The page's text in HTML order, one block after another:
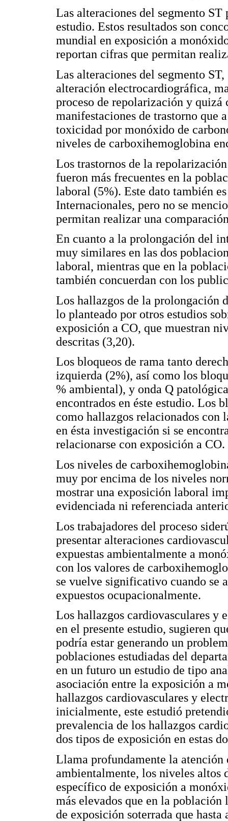
Las alteraciones del segmento ST
estudio. Estos resultados son
mundial en exposición a
reportan cifras que permitan
Las alteraciones del segmento
alteración electrocardiográfica,
proceso de repolarización y quizá
manifestaciones de trastorno que
toxicidad por monóxido de
niveles de carboxihemoglobina
Los trastornos de la
fueron más frecuentes en la
laboral (5%). Este dato también
Internacionales, pero no se
permitan realizar una
En cuanto a la prolongación del
muy similares en las dos
laboral, mientras que en la
también concuerdan con los
Los hallazgos de la prolongación
lo planteado por otros estudios
exposición a CO, que muestran
descritas (3,20).
Los bloqueos de rama tanto
izquierda (2%), así como los
% ambiental), y onda Q
encontrados en éste estudio. Los
como hallazgos relacionados con
en ésta investigación si se
relacionarse con exposición a CO.
Los niveles de
muy por encima de los niveles
mostrar una exposición laboral
evidenciada ni referenciada
Los trabajadores del proceso
presentar alteraciones
expuestas ambientalmente a
con los valores de
se vuelve significativo cuando se
expuestos ocupacionalmente.
Los hallazgos cardiovasculares y
en el presente estudio, sugieren
podría estar generando un
poblaciones estudiadas del
en un futuro un estudio de tipo
asociación entre la exposición a
hallazgos cardiovasculares y
inicialmente, este estudió
prevalencia de los hallazgos
dos tipos de exposición en estas
Llama profundamente la atención
ambientalmente, los niveles altos
específico de exposición a
más elevados que en la
de exposición soterrada que